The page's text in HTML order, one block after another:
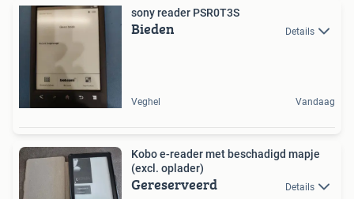
sony reader PSR0T3S
Bieden Details
Veghel Vandaag
Kobo e-reader met beschadigd mapje
(excl. oplader)
Gereserveerd Details